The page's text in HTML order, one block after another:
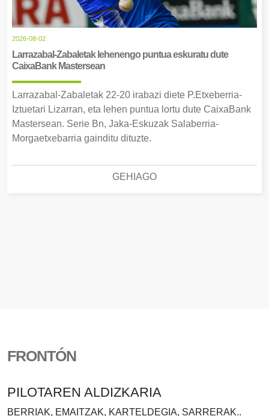
2026-08-02
Larrazabal-Zabaletak lehenengo puntua eskuratu dute
CaixaBank Mastersean
Larrazabal-Zabaletak 22-20 irabazi diete P.Etxeberria-
Iztuetari Lizarran, eta lehen puntua lortu dute CaixaBank
Mastersean. Serie Bn, Jaka-Eskuzak Salaberria-
Morgaetxebarria gainditu dituzte.
GEHIAGO
FRONTÓN
PILOTAREN ALDIZKARIA
BERRIAK, EMAITZAK, KARTELDEGIA, SARRERAK..